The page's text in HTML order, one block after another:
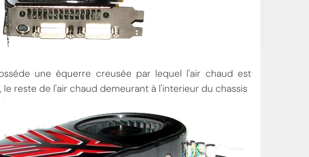
une équerre creusée par lequel l'air chaud est
le reste de l'air chaud demeurant à l'interieur du chassis